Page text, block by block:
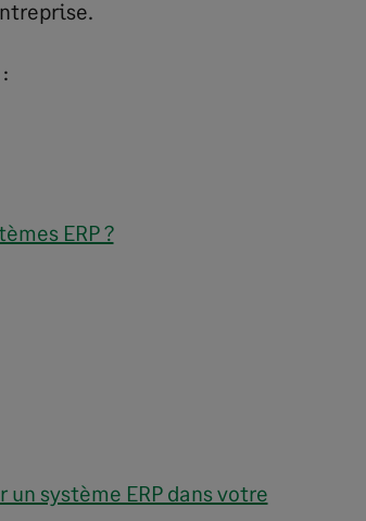
ERP ?
système ERP dans votre